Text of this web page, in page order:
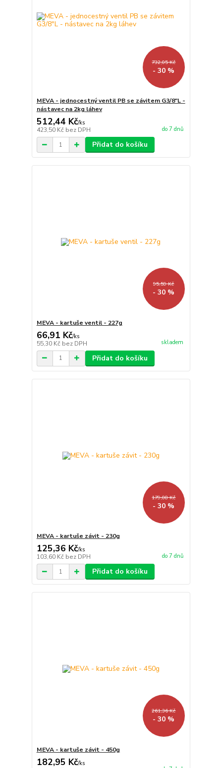
732,05 Kč
- 30 %
MEVA - jednocestný ventil PB se závitem G3/8"L -
nástavec na 2kg láhev
512,44 Kč/ks
423,50 Kč bez DPH do 7 dnů
Přidat do košíku
95,59 Kč
- 30 %
MEVA - kartuše ventil - 227g
66,91 Kč/ks
55,30 Kč bez DPH skladem
Přidat do košíku
179,08 Kč
- 30 %
MEVA - kartuše závit - 230g
125,36 Kč/ks
103,60 Kč bez DPH do 7 dnů
Přidat do košíku
261,36 Kč
- 30 %
MEVA - kartuše závit - 450g
182,95 Kč/ks